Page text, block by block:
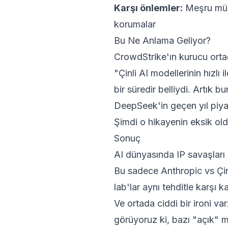
Karşı önlemler: Meşru
korumalar
Bu Ne Anlama Geliyor?
CrowdStrike'ın kurucu
"Çinli AI modellerinin hızlı
bir süredir belliydi. Artık
DeepSeek'in geçen yıl
Şimdi o hikayenin eksik
Sonuç
AI dünyasında IP
Bu sadece Anthropic vs
lab'lar aynı tehditle karşı
Ve ortada ciddi bir ironi
görüyoruz ki, bazı "açık"